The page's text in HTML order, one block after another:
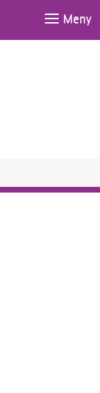
Meny